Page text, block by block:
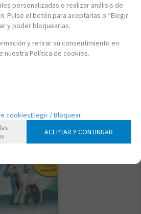
personalizadas o realizar análisis de
Pulse el botón para aceptarlas o “Elegir
y poder bloquearlas.
y retirar su consentimiento en
nuestra Política de cookies.
cookiesElegir / Bloquear
ACEPTAR Y CONTINUAR